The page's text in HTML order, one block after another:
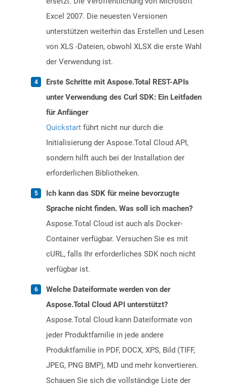
Excel 2007. Die neuesten Versionen
unterstützen weiterhin das Erstellen und Lesen
von XLS -Dateien, obwohl XLSX die erste Wahl
der Verwendung ist.
Erste Schritte mit Aspose.Total REST-APIs
unter Verwendung des Curl SDK: Ein Leitfaden
für Anfänger
Quickstart führt nicht nur durch die
Initialisierung der Aspose.Total Cloud API,
sondern hilft auch bei der Installation der
erforderlichen Bibliotheken.
Ich kann das SDK für meine bevorzugte
Sprache nicht finden. Was soll ich machen?
Aspose.Total Cloud ist auch als Docker-
Container verfügbar. Versuchen Sie es mit
cURL, falls Ihr erforderliches SDK noch nicht
verfügbar ist.
Welche Dateiformate werden von der
Aspose.Total Cloud API unterstützt?
Aspose.Total Cloud kann Dateiformate von
jeder Produktfamilie in jede andere
Produktfamilie in PDF, DOCX, XPS, Bild (TIFF,
JPEG, PNG BMP), MD und mehr konvertieren.
Schauen Sie sich die vollständige Liste der